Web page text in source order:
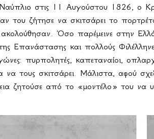
στις 11 Αυγούστου 1826, ο
του ζήτησε να σκιτσάρει το
Όσο παρέμεινε στην
Επανάστασης και πολλούς
πυρπολητές, καπεταναίοι,
να τους σκιτσάρει. Μάλιστα, αφού
ζητούσε από το «μοντέλο» του να